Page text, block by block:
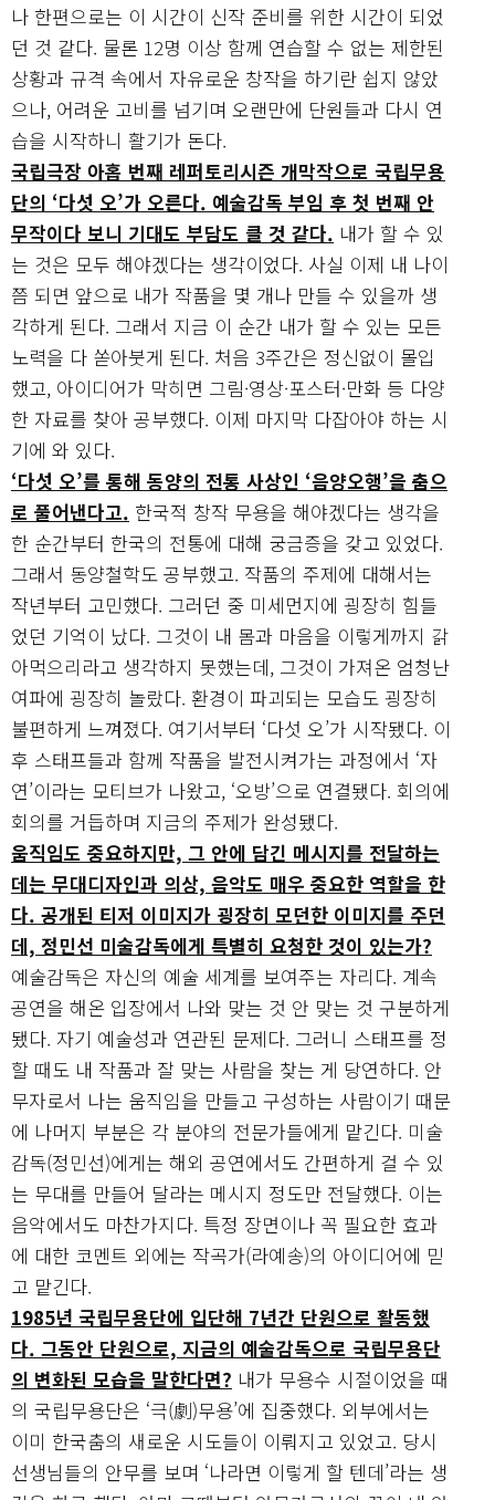
나 한편으로는 이 시간이 신작 준비를 위한 시간이 되었
던 것 같다. 물론 12명 이상 함께 연습할 수 없는 제한된
상황과 규격 속에서 자유로운 창작을 하기란 쉽지 않았
으나, 어려운 고비를 넘기며 오랜만에 단원들과 다시 연
습을 시작하니 활기가 돈다.
국립극장 아홉 번째 레퍼토리시즌 개막작으로 국립무용
단의 ‘다섯 오’가 오른다. 예술감독 부임 후 첫 번째 안
무작이다 보니 기대도 부담도 클 것 같다. 내가 할 수 있
는 것은 모두 해야겠다는 생각이었다. 사실 이제 내 나이
쯤 되면 앞으로 내가 작품을 몇 개나 만들 수 있을까 생
각하게 된다. 그래서 지금 이 순간 내가 할 수 있는 모든
노력을 다 쏟아붓게 된다. 처음 3주간은 정신없이 몰입
했고, 아이디어가 막히면 그림·영상·포스터·만화 등 다양
한 자료를 찾아 공부했다. 이제 마지막 다잡아야 하는 시
기에 와 있다.
‘다섯 오’를 통해 동양의 전통 사상인 ‘음양오행’을 춤으
로 풀어낸다고. 한국적 창작 무용을 해야겠다는 생각을
한 순간부터 한국의 전통에 대해 궁금증을 갖고 있었다.
그래서 동양철학도 공부했고. 작품의 주제에 대해서는
작년부터 고민했다. 그러던 중 미세먼지에 굉장히 힘들
었던 기억이 났다. 그것이 내 몸과 마음을 이렇게까지 갉
아먹으리라고 생각하지 못했는데, 그것이 가져온 엄청난
여파에 굉장히 놀랐다. 환경이 파괴되는 모습도 굉장히
불편하게 느껴졌다. 여기서부터 ‘다섯 오’가 시작됐다. 이
후 스태프들과 함께 작품을 발전시켜가는 과정에서 ‘자
연’이라는 모티브가 나왔고, ‘오방’으로 연결됐다. 회의에
회의를 거듭하며 지금의 주제가 완성됐다.
움직임도 중요하지만, 그 안에 담긴 메시지를 전달하는
데는 무대디자인과 의상, 음악도 매우 중요한 역할을 한
다. 공개된 티저 이미지가 굉장히 모던한 이미지를 주던
데, 정민선 미술감독에게 특별히 요청한 것이 있는가?
예술감독은 자신의 예술 세계를 보여주는 자리다. 계속
공연을 해온 입장에서 나와 맞는 것 안 맞는 것 구분하게
됐다. 자기 예술성과 연관된 문제다. 그러니 스태프를 정
할 때도 내 작품과 잘 맞는 사람을 찾는 게 당연하다. 안
무자로서 나는 움직임을 만들고 구성하는 사람이기 때문
에 나머지 부분은 각 분야의 전문가들에게 맡긴다. 미술
감독(정민선)에게는 해외 공연에서도 간편하게 걸 수 있
는 무대를 만들어 달라는 메시지 정도만 전달했다. 이는
음악에서도 마찬가지다. 특정 장면이나 꼭 필요한 효과
에 대한 코멘트 외에는 작곡가(라예송)의 아이디어에 믿
고 맡긴다.
1985년 국립무용단에 입단해 7년간 단원으로 활동했
다. 그동안 단원으로, 지금의 예술감독으로 국립무용단
의 변화된 모습을 말한다면? 내가 무용수 시절이었을 때
의 국립무용단은 ‘극(劇)무용’에 집중했다. 외부에서는
이미 한국춤의 새로운 시도들이 이뤄지고 있었고. 당시
선생님들의 안무를 보며 ‘나라면 이렇게 할 텐데’라는 생